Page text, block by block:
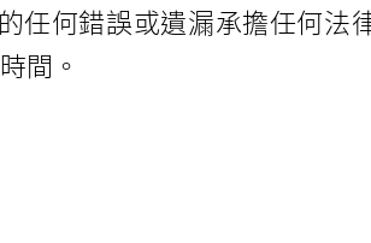
任何錯誤或遺漏承擔任何法
間。